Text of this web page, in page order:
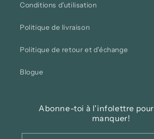
Conditions d'utilisation
Politique de livraison
Politique de retour et d'échange
Blogue
Abonne-toi à l'infolettre
manquer!